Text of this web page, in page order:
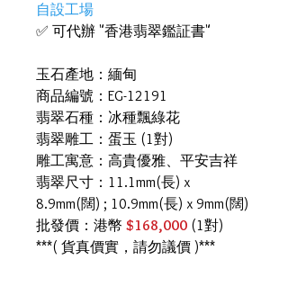
自設工場
✅ 可代辦 "香港翡翠鑑証書"
玉石產地：緬甸
商品編號：EG-12191
翡翠石種：冰種飄綠花
翡翠雕工：蛋玉 (1對)
雕工寓意：高貴優雅、平安吉祥
翡翠尺寸：11.1mm(長) x
8.9mm(闊) ; 10.9mm(長) x 9mm(闊)
批發價：港幣 $168,000 (1對)
***( 貨真價實，請勿議價 )***